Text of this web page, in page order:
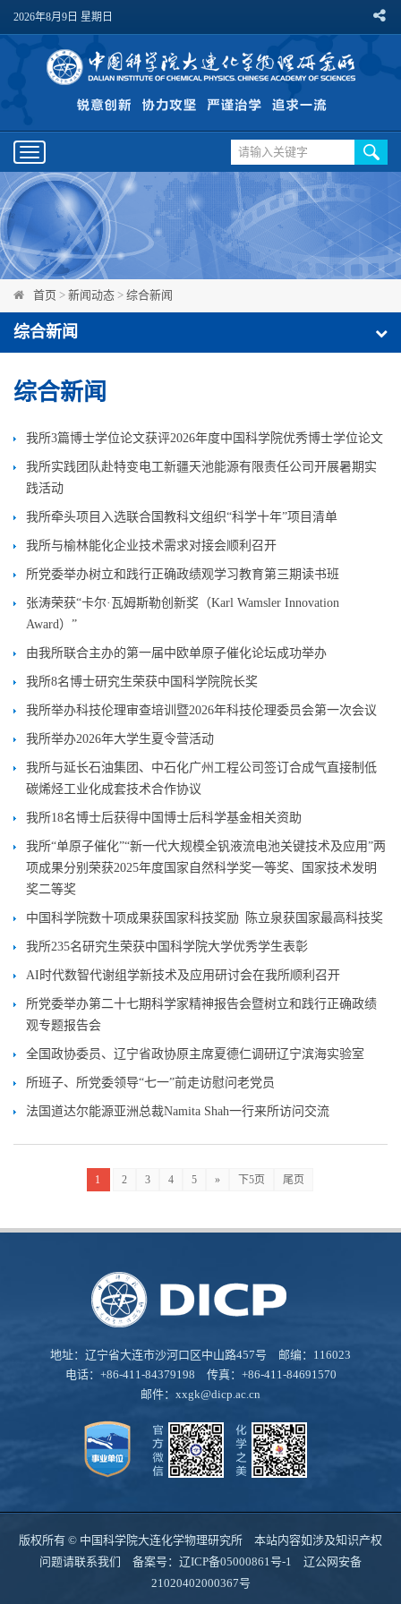
2026年8月9日 星期日
Toggle
navigation
首页 > 新闻动态 > 综合新闻
综合新闻
综合新闻
我所3篇博士学位论文获评2026年度中国科学院优秀博士学位论文
我所实践团队赴特变电工新疆天池能源有限责任公司开展暑期实
践活动
我所牵头项目入选联合国教科文组织“科学十年”项目清单
我所与榆林能化企业技术需求对接会顺利召开
所党委举办树立和践行正确政绩观学习教育第三期读书班
张涛荣获“卡尔·瓦姆斯勒创新奖（Karl Wamsler Innovation
Award）”
由我所联合主办的第一届中欧单原子催化论坛成功举办
我所8名博士研究生荣获中国科学院院长奖
我所举办科技伦理审查培训暨2026年科技伦理委员会第一次会议
我所举办2026年大学生夏令营活动
我所与延长石油集团、中石化广州工程公司签订合成气直接制低
碳烯烃工业化成套技术合作协议
我所18名博士后获得中国博士后科学基金相关资助
我所“单原子催化”“新一代大规模全钒液流电池关键技术及应用”两
项成果分别荣获2025年度国家自然科学奖一等奖、国家技术发明
奖二等奖
中国科学院数十项成果获国家科技奖励 陈立泉获国家最高科技奖
我所235名研究生荣获中国科学院大学优秀学生表彰
AI时代数智代谢组学新技术及应用研讨会在我所顺利召开
所党委举办第二十七期科学家精神报告会暨树立和践行正确政绩
观专题报告会
全国政协委员、辽宁省政协原主席夏德仁调研辽宁滨海实验室
所班子、所党委领导“七一”前走访慰问老党员
法国道达尔能源亚洲总裁Namita Shah一行来所访问交流
1 2 3 4 5 » 下5页 尾页
地址：辽宁省大连市沙河口区中山路457号 邮编：116023
电话：+86-411-84379198 传真：+86-411-84691570
邮件： xxgk@dicp.ac.cn
版权所有 © 中国科学院大连化学物理研究所 本站内容如涉及知识产权
问题请联系我们 备案号： 辽ICP备05000861号-1 辽公网安备
21020402000367号